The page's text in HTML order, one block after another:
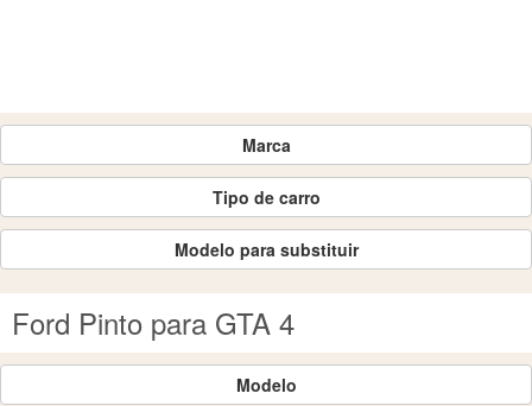
Marca
Tipo de carro
Modelo para substituir
Ford Pinto para GTA 4
Modelo